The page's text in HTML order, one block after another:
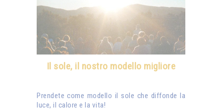
Il sole, il nostro modello migliore
Prendete come modello il sole che diffonde la
luce, il calore e la vita!